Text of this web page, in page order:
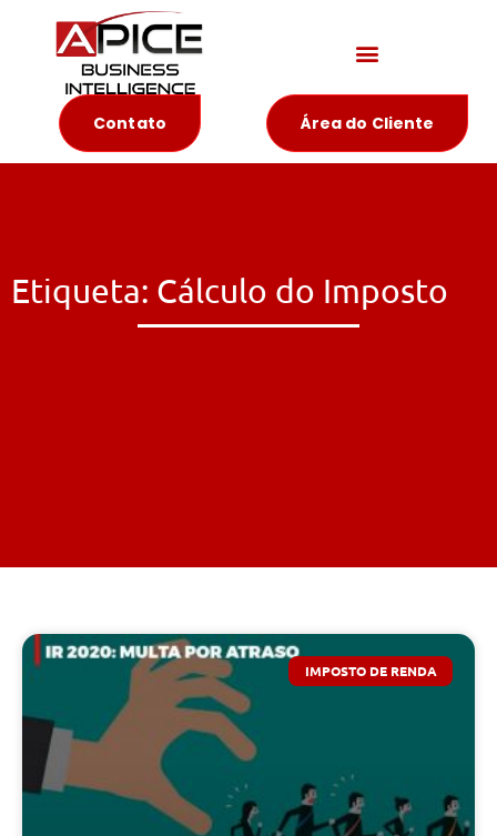
Contato Área do Cliente
Etiqueta: Cálculo do Imposto
IMPOSTO DE RENDA